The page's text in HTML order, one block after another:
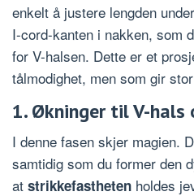
enkelt å justere lengden
I-cord-kanten i nakken, som
for V-halsen. Dette er et
tålmodighet, men som gir
1. Økninger til V-hals
I denne fasen skjer magien.
samtidig som du former den
at strikkefastheten holdes